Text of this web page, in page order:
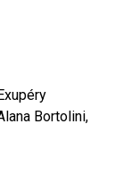
Bortolini,